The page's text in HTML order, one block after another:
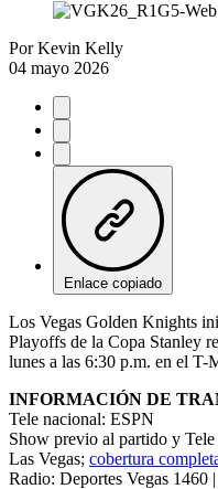
Por Kevin Kelly
04 mayo 2026
Enlace copiado
Los Vegas Golden Knights
Playoffs de la Copa Stanley
lunes a las 6:30 p.m. en el T-
INFORMACIÓN DE
Tele nacional: ESPN
Show previo al partido y
Las Vegas; cobertura
Radio: Deportes Vegas 1460